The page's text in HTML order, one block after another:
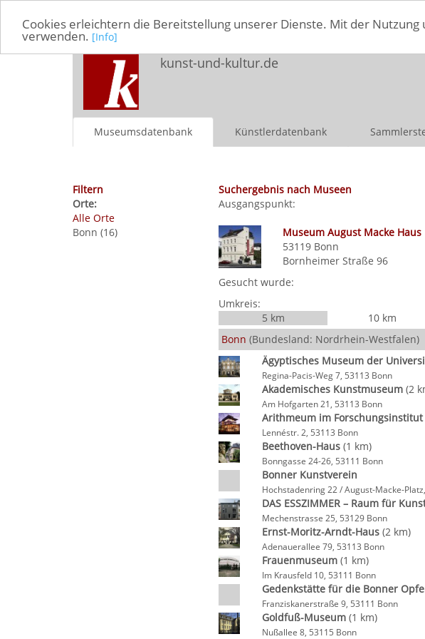
Cookies erleichtern die Bereitstellung unserer Dienste. Mit der
verwenden. [Info]
kunst-und-kultur.de
Museumsdatenbank Künstlerdatenbank
Filtern
Orte:
Alle Orte
Bonn (16)
Suchergebnis nach Museen
Ausgangspunkt:
Museum August Macke Haus
53119 Bonn
Bornheimer Straße 96
Gesucht wurde:
Umkreis:
5 km
10 km
Bonn (Bundesland: Nordrhein-Westfalen)
Ägyptisches Museum der
Regina-Pacis-Weg 7, 53113 Bonn
Akademisches Kunstmuseum (2
Am Hofgarten 21, 53113 Bonn
Arithmeum im
Lennéstr. 2, 53113 Bonn
Beethoven-Haus (1 km)
Bonngasse 24-26, 53111 Bonn
Bonner Kunstverein
Hochstadenring 22 / August-Macke-
DAS ESSZIMMER – Raum für
Mechenstrasse 25, 53129 Bonn
Ernst-Moritz-Arndt-Haus (2 km)
Adenauerallee 79, 53113 Bonn
Frauenmuseum (1 km)
Im Krausfeld 10, 53111 Bonn
Gedenkstätte für die Bonner
Franziskanerstraße 9, 53111 Bonn
Goldfuß-Museum (1 km)
Nußallee 8, 53115 Bonn